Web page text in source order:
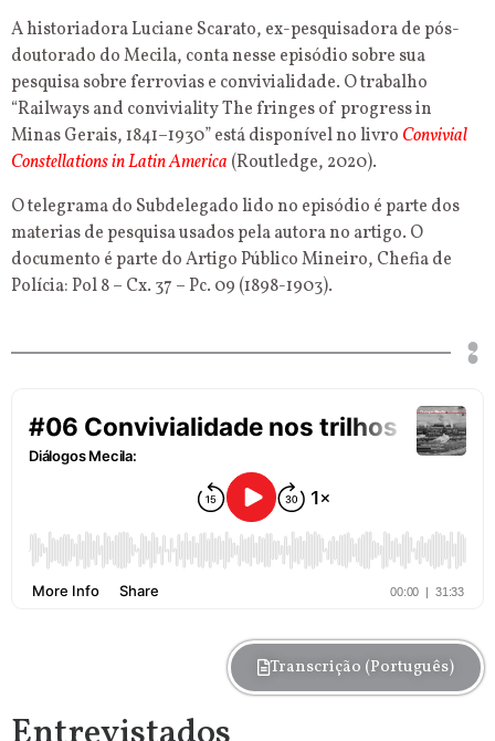
A historiadora Luciane Scarato, ex-pesquisadora de pós-
doutorado do Mecila, conta nesse episódio sobre sua
pesquisa sobre ferrovias e convivialidade. O trabalho
“Railways and conviviality The fringes of progress in
Minas Gerais, 1841–1930” está disponível no livro Convivial
Constellations in Latin America (Routledge, 2020).
O telegrama do Subdelegado lido no episódio é parte dos
materias de pesquisa usados pela autora no artigo. O
documento é parte do Artigo Público Mineiro, Chefia de
Polícia: Pol 8 – Cx. 37 – Pc. 09 (1898-1903).
Transcrição (Português)